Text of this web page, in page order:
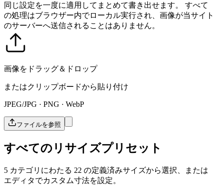
同じ設定を一度に適用してまとめて書き出せます。 すべて
の処理はブラウザー内でローカル実行され、画像が当サイト
のサーバーへ送信されることはありません。
画像をドラッグ＆ドロップ
またはクリップボードから貼り付け
JPEG/JPG · PNG · WebP
ファイルを参照
すべてのリサイズプリセット
5 カテゴリにわたる 22 の定義済みサイズから選択、または
エディタでカスタム寸法を設定。